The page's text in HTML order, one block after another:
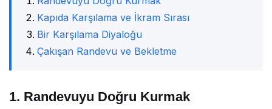
Kapıda Karşılama ve İkram Sırası
Bir Karşılama Diyaloğu
Çakışan Randevu ve Bekletme
1. Randevuyu Doğru Kurmak